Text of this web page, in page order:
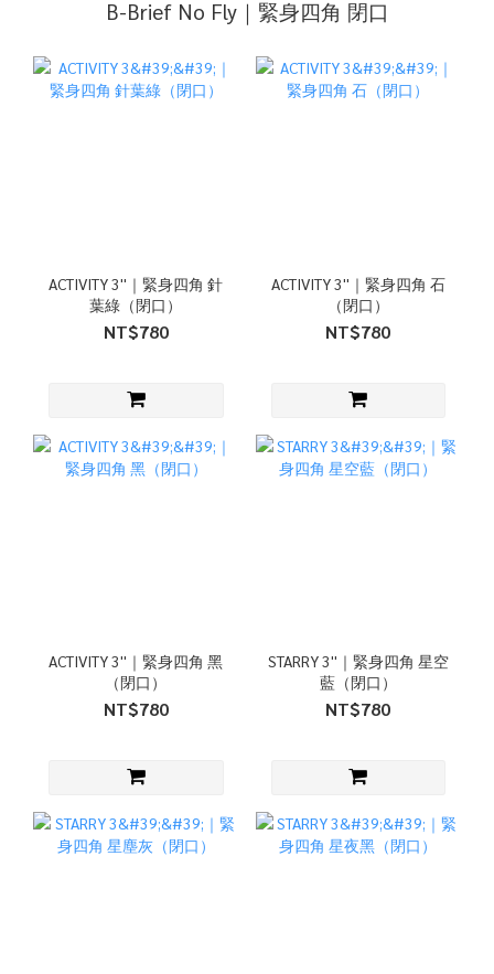
B-Brief No Fly｜緊身四角 閉口
ACTIVITY 3''｜緊身四角 針
葉綠（閉口）
NT$780
ACTIVITY 3''｜緊身四角 石
（閉口）
NT$780
ACTIVITY 3''｜緊身四角 黑
（閉口）
NT$780
STARRY 3''｜緊身四角 星空
藍（閉口）
NT$780